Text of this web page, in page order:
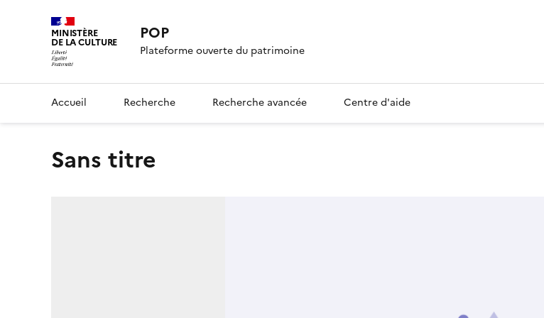
MINISTÈRE
DE LA CULTURE POP
Plateforme ouverte du patrimoine
Accueil Recherche Recherche avancée Centre d'aide
Sans titre